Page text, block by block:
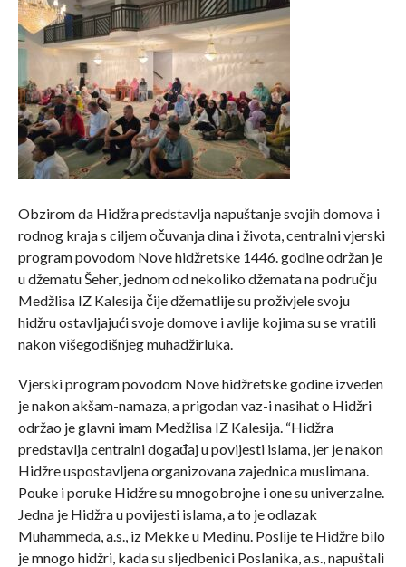
Obzirom da Hidžra predstavlja napuštanje svojih domova i
rodnog kraja s ciljem očuvanja dina i života, centralni vjerski
program povodom Nove hidžretske 1446. godine održan je
u džematu Šeher, jednom od nekoliko džemata na području
Medžlisa IZ Kalesija čije džematlije su proživjele svoju
hidžru ostavljajući svoje domove i avlije kojima su se vratili
nakon višegodišnjeg muhadžirluka.
Vjerski program povodom Nove hidžretske godine izveden
je nakon akšam-namaza, a prigodan vaz-i nasihat o Hidžri
održao je glavni imam Medžlisa IZ Kalesija. “Hidžra
predstavlja centralni događaj u povijesti islama, jer je nakon
Hidžre uspostavljena organizovana zajednica muslimana.
Pouke i poruke Hidžre su mnogobrojne i one su univerzalne.
Jedna je Hidžra u povijesti islama, a to je odlazak
Muhammeda, a.s., iz Mekke u Medinu. Poslije te Hidžre bilo
je mnogo hidžri, kada su sljedbenici Poslanika, a.s., napuštali